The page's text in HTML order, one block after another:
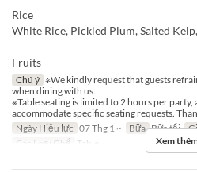
Rice
White Rice, Pickled Plum, Salted
Fruits
Chú ý ※We kindly request that guests
when dining with us.
※Table seating is limited to 2 hours per
accommodate specific seating requests.
Ngày Hiệu lực 07 Thg 1 ~ Bữa Bữa tối
Các Loại Ghế
Table Xem